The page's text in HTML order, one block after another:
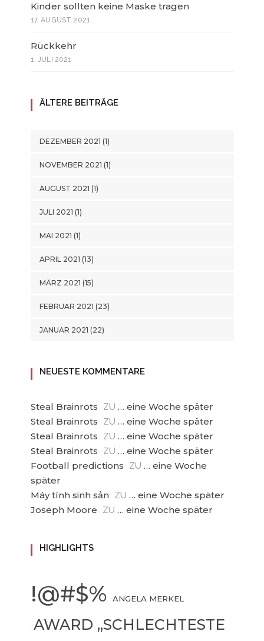
Kinder sollten keine Maske tragen
17. AUGUST 2021
Rückkehr
1. JULI 2021
ÄLTERE BEITRÄGE
DEZEMBER 2021 (1)
NOVEMBER 2021 (1)
AUGUST 2021 (1)
JULI 2021 (1)
MAI 2021 (1)
APRIL 2021 (13)
MÄRZ 2021 (15)
FEBRUAR 2021 (23)
JANUAR 2021 (22)
NEUESTE KOMMENTARE
Steal Brainrots ZU … eine Woche später
Steal Brainrots
ZU … eine Woche später
Steal Brainrots
ZU … eine Woche später
Steal Brainrots
ZU … eine Woche später
Football predictions
ZU … eine Woche
später
Máy tính sinh sản
ZU … eine Woche später
Joseph Moore
ZU … eine Woche später
HIGHLIGHTS
!@#$% ANGELA MERKEL
AWARD „SCHLECHTESTE